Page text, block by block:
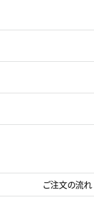
ご注文の流れ